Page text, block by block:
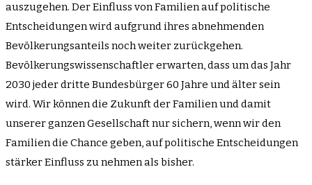
auszugehen. Der Einfluss von Familien auf politische
Entscheidungen wird aufgrund ihres abnehmenden
Bevölkerungsanteils noch weiter zurückgehen.
Bevölkerungswissenschaftler erwarten, dass um das Jahr
2030 jeder dritte Bundesbürger 60 Jahre und älter sein
wird. Wir können die Zukunft der Familien und damit
unserer ganzen Gesellschaft nur sichern, wenn wir den
Familien die Chance geben, auf politische Entscheidungen
stärker Einfluss zu nehmen als bisher.